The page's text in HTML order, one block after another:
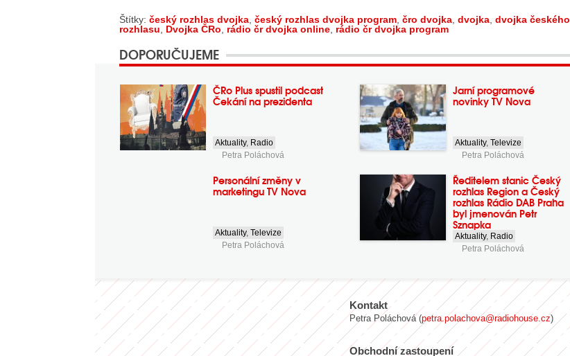
Štítky: český rozhlas dvojka český rozhlas dvojka program čro dvojka dvojka dvojka českého
rozhlasu
Dvojka ČRo rádio čr dvojka online rádio čr dvojka program
DOPORUČUJEME
ČRo Plus spustil podcast
Čekání na prezidenta
Aktuality, Radio
Petra Poláchová
Jarní programové
novinky TV Nova
Aktuality,Televize
Petra Poláchová
Personální změny v
marketingu TV Nova
Aktuality,Televize
Petra Poláchová
Ředitelem stanic Český
rozhlas Region a Český
rozhlas Rádio DAB Praha
byl jmenován Petr
Sznapka
Aktuality, Radio
Petra Poláchová
Kontakt
Petra Poláchová (petra.polachova@radiohouse.cz)
Obchodní zastoupení